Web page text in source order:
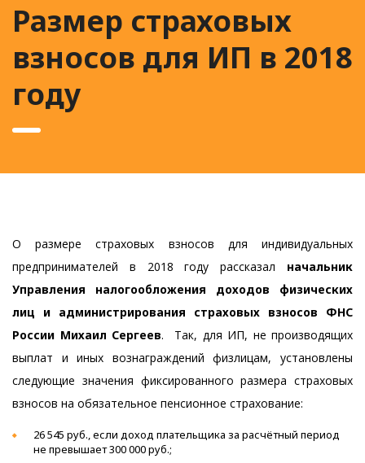
Размер страховых
взносов для ИП в 2018
году
О размере страховых взносов для индивидуальных
предпринимателей в 2018 году рассказал начальник
Управления налогообложения доходов физических
лиц и администрирования страховых взносов ФНС
России Михаил Сергеев. Так, для ИП, не производящих
выплат и иных вознаграждений физлицам, установлены
следующие значения фиксированного размера страховых
взносов на обязательное пенсионное страхование:
26 545 руб., если доход плательщика за расчётный период
не превышает 300 000 руб.;